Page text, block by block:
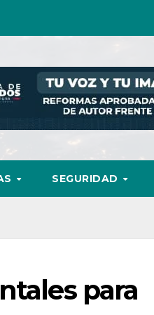
SEGURIDAD
para